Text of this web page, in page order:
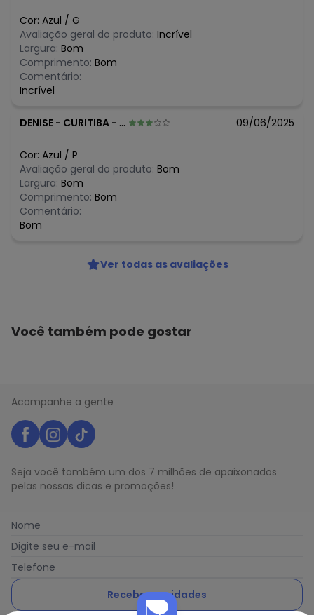
Cor: Azul / G
Avaliação geral do produto: Incrível
Largura: Bom
Comprimento: Bom
Comentário:
Incrível
DENISE - CURITIBA - PR 09/06/2025
Cor: Azul / P
Avaliação geral do produto: Bom
Largura: Bom
Comprimento: Bom
Comentário:
Bom
Ver todas as avaliações
Você também pode gostar
Acompanhe a gente
Seja você também um dos 7 milhões de apaixonados
pelas nossas dicas e promoções!
Nome
Digite seu e-mail
Telefone
Receber novidades